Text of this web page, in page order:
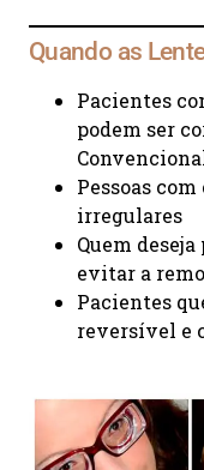
Quando as
Pacientes
podem ser
Pessoas
irregulares
Quem
evitar a
Pacientes
reversível e